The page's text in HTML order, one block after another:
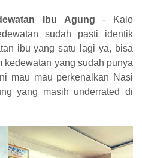
Ibu Agung - Kalo
sudah pasti identik
ibu yang satu lagi ya, bisa
yang sudah punya
mau mau perkenalkan Nasi
yang masih underrated di